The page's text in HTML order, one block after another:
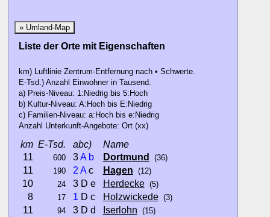
» Umland-Map
Liste der Orte mit Eigenschaften
km) Luftlinie Zentrum-Entfernung nach • Schwerte.
E-Tsd.) Anzahl Einwohner in Tausend.
a) Preis-Niveau: 1:Niedrig bis 5:Hoch
b) Kultur-Niveau: A:Hoch bis E:Niedrig
c) Familien-Niveau: a:Hoch bis e:Niedrig
Anzahl Unterkunft-Angebote: Ort (xx)
km E-Tsd. abc)
Name
11
600 3A b Dortmund (36)
11 190 2 Ac Hagen (12)
10 24 3 D e Herdecke (5)
8 17 1 D c Holzwickede (3)
11 94 3 D d Iserlohn (15)